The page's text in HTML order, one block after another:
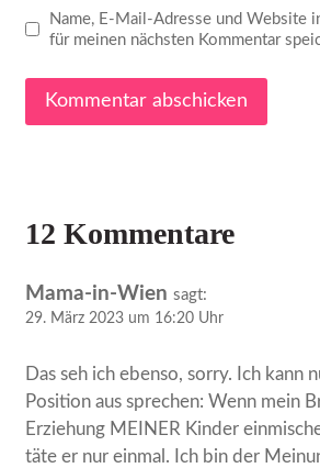
Name, E-Mail-Adresse und Website
für meinen nächsten Kommentar
12 Kommentare
Mama-in-Wien sagt:
29. März 2023 um 16:20 Uhr
Das seh ich ebenso, sorry. Ich kann
Position aus sprechen: Wenn mein
Erziehung MEINER Kinder
täte er nur einmal. Ich bin der